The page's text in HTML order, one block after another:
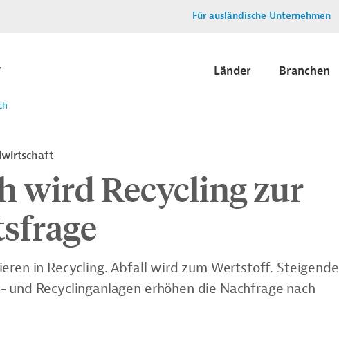
Für ausländische Unternehmen
Länder Branchen
wird Recycling zur
in Recycling. Abfall wird zum Wertstoff. Steigende
Recyclinganlagen erhöhen die Nachfrage nach